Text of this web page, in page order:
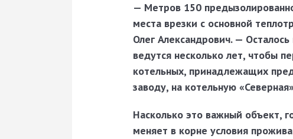
— Метров 150
места врезки с основной
Олег Александрович. —
ведутся несколько лет, чтобы
котельных, принадлежащих
за­воду, на котельную
Насколько это важный объект,
меняет в корне условия